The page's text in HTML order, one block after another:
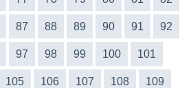
87 88 89 90 91 92
97 98 99 100 101
105 106 107 108 109